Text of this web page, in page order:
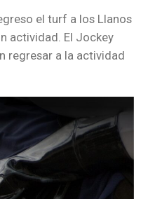
el turf a los Llanos
actividad. El Jockey
regresar a la actividad